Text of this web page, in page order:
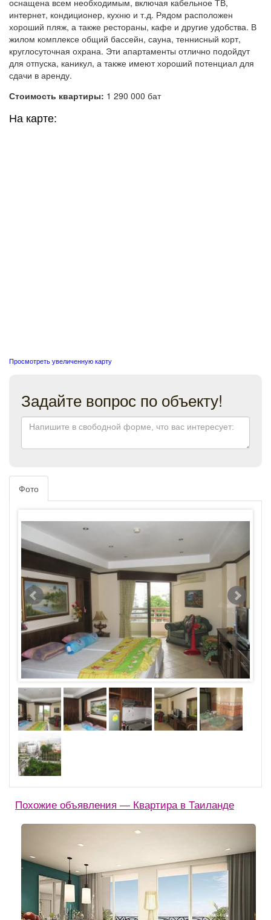
оснащена всем необходимым, включая кабельное ТВ,
интернет, кондиционер, кухню и т.д. Рядом расположен
хороший пляж, а также рестораны, кафе и другие удобства. В
жилом комплексе общий бассейн, сауна, теннисный корт,
круглосуточная охрана. Эти апартаменты отлично подойдут
для отпуска, каникул, а также имеют хороший потенциал для
сдачи в аренду.
Стоимость квартиры: 1 290 000 бат
На карте:
Просмотреть увеличенную карту
Задайте вопрос по объекту!
Фото
Похожие объявления — Квартира в Таиланде